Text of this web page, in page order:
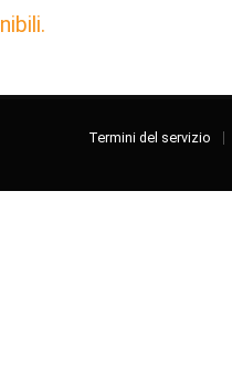
Termini del servizio